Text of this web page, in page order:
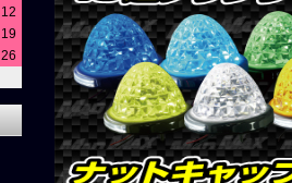
12
19
26